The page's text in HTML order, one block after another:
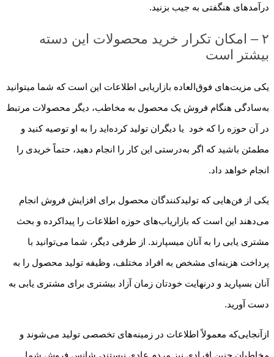
درآمدهای هنگفتی به جیب بزنید.
۲ – امکان تکرار خرید محصولات این دسته
بیشتر است
یکی مزیت‌های فوق‌العاده بازاریابی اطلاعات این است که شما می­توانید
به‌سادگی هنگام فروش یک محصول به مخاطب، دیگر محصولات مرتبط
در آن حوزه را که خود یا دیگران تولید کرده‌اید را به او توصیه کنید و
مطمئن باشید که اگر به‌درستی این کار را انجام دهید، حتماً خریدی را
انجام خواهد داد.
یکی از فن‌هایی که تولیدکنندگان محصول برای افزایش فروش انجام
می‌دهند این است که بازاریاب‌های حوزه اطلاعات را پیداکرده و بحث
مشتری یابی را به آنان می­سپارند. از طرفی دیگر، شما می‌توانید با
پرداخت هزینه‌ای مشخص به افراد مختلف، وظیفه تولید محصول را به
آنان بسپارید و درنهایت خودتان زمان آزاد بیشتری برای مشتری یابی به
دست آورید.
ازآنجایی‌که معمولاً اطلاعات در زمینه‌های تخصصی تولید می‌شوند و